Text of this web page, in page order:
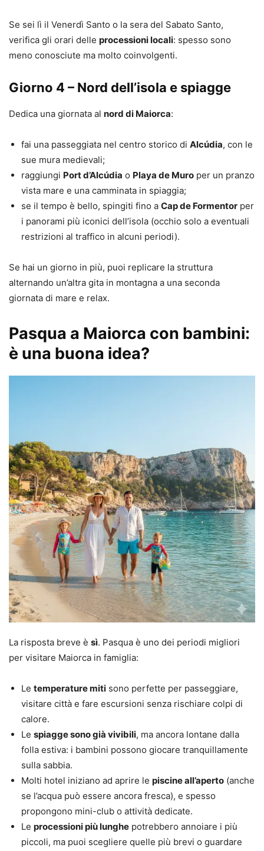
Se sei lì il Venerdì Santo o la sera del Sabato Santo,
verifica gli orari delle processioni locali: spesso sono
meno conosciute ma molto coinvolgenti.
Giorno 4 – Nord dell’isola e spiagge
Dedica una giornata al nord di Maiorca:
fai una passeggiata nel centro storico di Alcúdia, con le
sue mura medievali;
raggiungi Port d’Alcúdia o Playa de Muro per un pranzo
vista mare e una camminata in spiaggia;
se il tempo è bello, spingiti fino a Cap de Formentor per
i panorami più iconici dell’isola (occhio solo a eventuali
restrizioni al traffico in alcuni periodi).
Se hai un giorno in più, puoi replicare la struttura
alternando un’altra gita in montagna a una seconda
giornata di mare e relax.
Pasqua a Maiorca con bambini:
è una buona idea?
La risposta breve è sì. Pasqua è uno dei periodi migliori
per visitare Maiorca in famiglia:
Le temperature miti sono perfette per passeggiare,
visitare città e fare escursioni senza rischiare colpi di
calore.
Le spiagge sono già vivibili, ma ancora lontane dalla
folla estiva: i bambini possono giocare tranquillamente
sulla sabbia.
Molti hotel iniziano ad aprire le piscine all’aperto (anche
se l’acqua può essere ancora fresca), e spesso
propongono mini-club o attività dedicate.
Le processioni più lunghe potrebbero annoiare i più
piccoli, ma puoi scegliere quelle più brevi o guardare